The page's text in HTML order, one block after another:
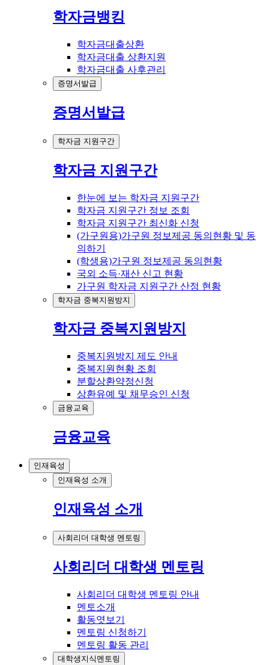
학자금뱅킹
학자금대출상환
학자금대출 상환지원
학자금대출 사후관리
증명서발급
증명서발급
학자금 지원구간
학자금 지원구간
한눈에 보는 학자금 지원구간
학자금 지원구간 정보 조회
학자금 지원구간 최신화 신청
(가구원용)가구원 정보제공 동의현황 및 동
의하기
(학생용)가구원 정보제공 동의현황
국외 소득·재산 신고 현황
가구원 학자금 지원구간 산정 현황
학자금 중복지원방지
학자금 중복지원방지
중복지원방지 제도 안내
중복지원현황 조회
분할상환약정신청
상환유예 및 채무승인 신청
금융교육
금융교육
인재육성
인재육성 소개
인재육성 소개
사회리더 대학생 멘토링
사회리더 대학생 멘토링
사회리더 대학생 멘토링 안내
멘토소개
활동엿보기
멘토링 신청하기
멘토링 활동 관리
대학생지식멘토링